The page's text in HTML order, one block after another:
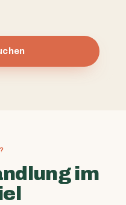
im